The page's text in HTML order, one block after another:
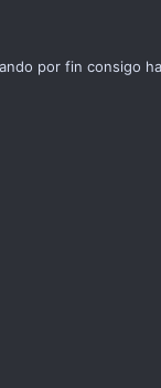
por fin consigo